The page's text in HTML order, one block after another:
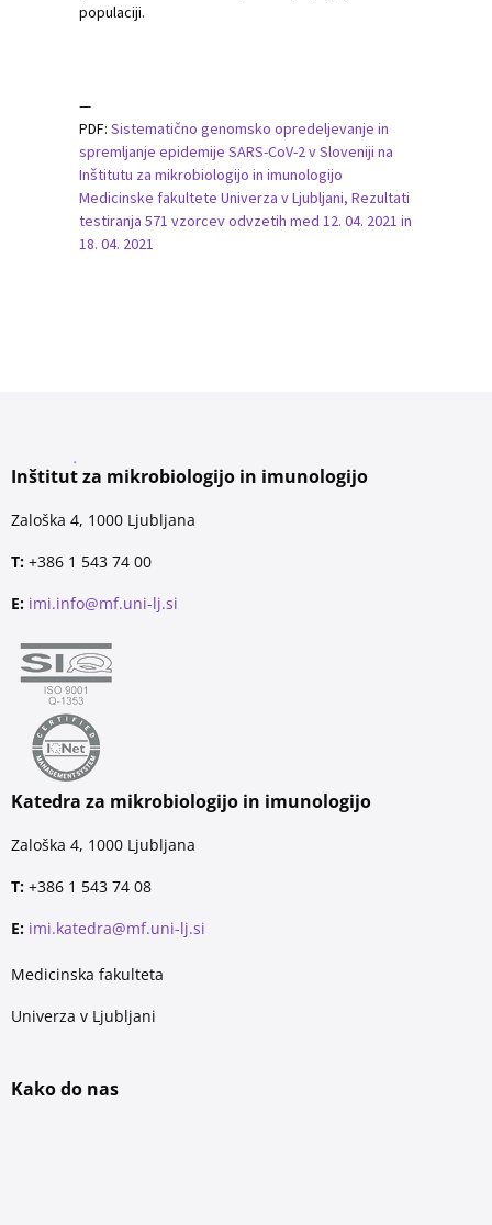
populaciji.
—
PDF: Sistematično genomsko opredeljevanje in
spremljanje epidemije SARS-CoV-2 v Sloveniji na
Inštitutu za mikrobiologijo in imunologijo
Medicinske fakultete Univerza v Ljubljani, Rezultati
testiranja 571 vzorcev odvzetih med 12. 04. 2021 in
18. 04. 2021
Inštitut za mikrobiologijo in imunologijo
Zaloška 4, 1000 Ljubljana
T: +386 1 543 74 00
E: imi.info@mf.uni-lj.si
Katedra za mikrobiologijo in imunologijo
Zaloška 4, 1000 Ljubljana
T: +386 1 543 74 08
E: imi.katedra@mf.uni-lj.si
Medicinska fakulteta
Univerza v Ljubljani
Kako do nas